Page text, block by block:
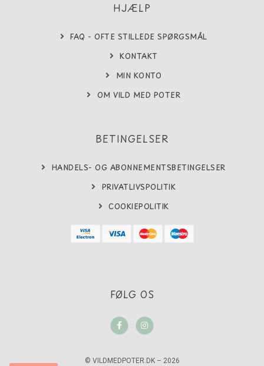
HJÆLP
FAQ - OFTE STILLEDE SPØRGSMÅL
KONTAKT
MIN KONTO
OM VILD MED POTER
BETINGELSER
HANDELS- OG ABONNEMENTSBETINGELSER
PRIVATLIVSPOLITIK
COOKIEPOLITIK
FØLG OS
F
a
c
o
I
n
s
g
© VILDMEDPOTER.DK – 2026